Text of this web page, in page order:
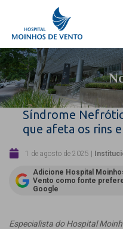
Síndrome
que afeta os rins
1 de agosto de 2025 |
Adicione Hospital
Vento como fonte
Google
Especialista do Hospital